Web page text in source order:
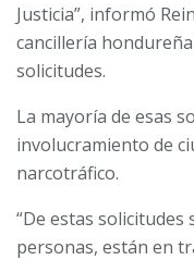
Justicia”, informó
cancillería
solicitudes.
La mayoría de esas
involucramiento de
narcotráfico.
“De estas
personas, están en